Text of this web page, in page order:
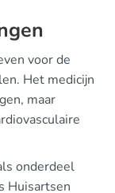
voor de
Het medicijn
maar
onderdeel
Huisartsen